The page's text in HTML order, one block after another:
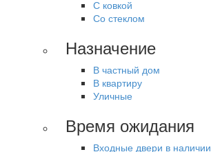
С ковкой
Со стеклом
Назначение
В частный дом
В квартиру
Уличные
Время ожидания
Входные двери в наличии